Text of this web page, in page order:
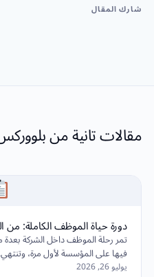
شارك المقال
مقالات تانية من
دورة حياة الموظف الكاملة: من
تمر رحلة الموظف داخل الشركة بعدة
فيها على المؤسسة لأول مرة،
يوليو 26, 2026